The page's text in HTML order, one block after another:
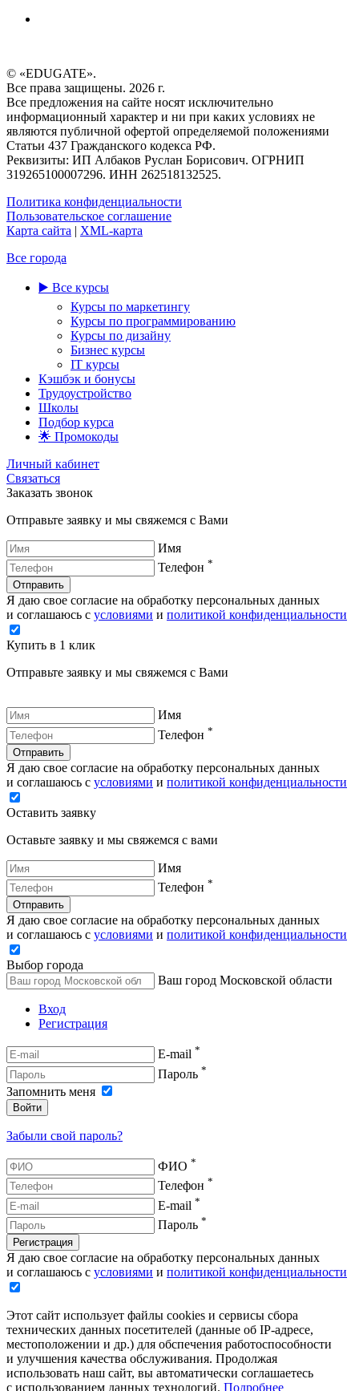
© «EDUGATE».
Все права защищены. 2026 г.
Все предложения на сайте носят исключительно
информационный характер и ни при каких условиях не
являются публичной офертой определяемой положениями
Статьи 437 Гражданского кодекса РФ.
Реквизиты: ИП Албаков Руслан Борисович. ОГРНИП
319265100007296. ИНН 262518132525.
Политика конфиденциальности
Пользовательское соглашение
Карта сайта | XML-карта
Все города
▶️ Все курсы
Курсы по маркетингу
Курсы по программированию
Курсы по дизайну
Бизнес курсы
IT курсы
Кэшбэк и бонусы
Трудоустройство
Школы
Подбор курса
🌟 Промокоды
Личный кабинет
Связаться
Заказать звонок
Отправьте заявку и мы свяжемся с Вами
Имя
Телефон *
Отправить
Я даю свое согласие на обработку персональных данных
и соглашаюсь с условиями и политикой конфиденциальности
Купить в 1 клик
Отправьте заявку и мы свяжемся с Вами
Имя
Телефон *
Отправить
Я даю свое согласие на обработку персональных данных
и соглашаюсь с условиями и политикой конфиденциальности
Оставить заявку
Оставьте заявку и мы свяжемся с вами
Имя
Телефон *
Отправить
Я даю свое согласие на обработку персональных данных
и соглашаюсь с условиями и политикой конфиденциальности
Выбор города
Ваш город Московской области
Вход
Регистрация
E-mail *
Пароль *
Запомнить меня
Войти
Забыли свой пароль?
ФИО *
Телефон *
E-mail *
Пароль *
Регистрация
Я даю свое согласие на обработку персональных данных
и соглашаюсь с условиями и политикой конфиденциальности
Этот сайт использует файлы cookies и сервисы сбора
технических данных посетителей (данные об IP-адресе,
местоположении и др.) для обспечения работоспособности
и улучшения качества обслуживания. Продолжая
использовать наш сайт, вы автоматически соглашаетесь
с использованием данных технологий. Подробнее